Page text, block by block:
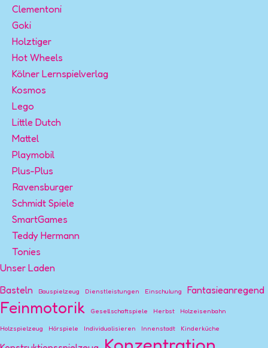
Clementoni
Goki
Holztiger
Hot Wheels
Kölner Lernspielverlag
Kosmos
Lego
Little Dutch
Mattel
Playmobil
Plus-Plus
Ravensburger
Schmidt Spiele
SmartGames
Teddy Hermann
Tonies
Unser Laden
Basteln Bauspielzeug Dienstleistungen Einschulung Fantasieanregend
Feinmotorik Gesellschaftspiele Herbst Holzeisenbahn
Holzspielzeug Hörspiele Individualisieren Innenstadt Kinderküche